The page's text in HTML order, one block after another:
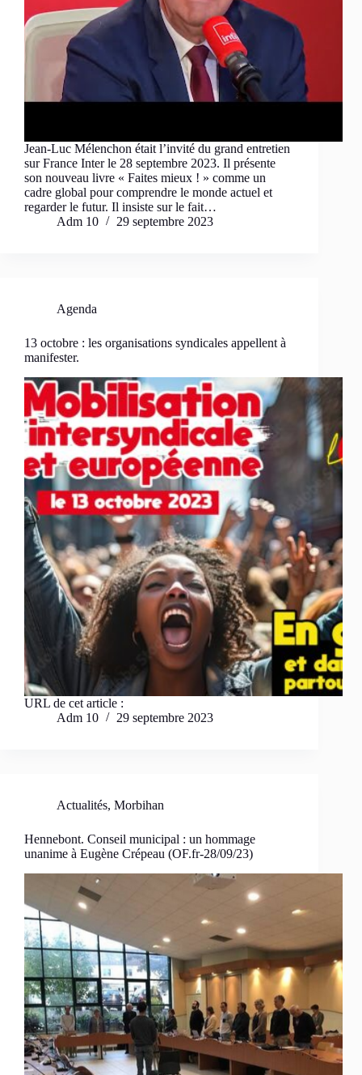
Jean-Luc Mélenchon était l’invité du grand entretien
sur France Inter le 28 septembre 2023. Il présente
son nouveau livre « Faites mieux ! » comme un
cadre global pour comprendre le monde actuel et
regarder le futur. Il insiste sur le fait…
Adm 10
29 septembre 2023
Agenda
13 octobre : les organisations syndicales appellent à
manifester.
URL de cet article :
Adm 10
29 septembre 2023
Actualités, Morbihan
Hennebont. Conseil municipal : un hommage
unanime à Eugène Crépeau (OF.fr-28/09/23)